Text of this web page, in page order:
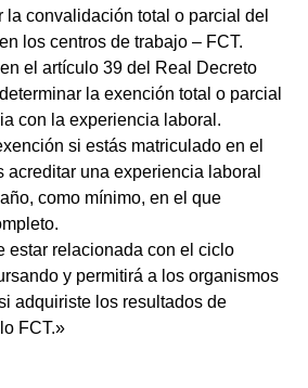
convalidación total o parcial del
los centros de trabajo – FCT.
el artículo 39 del Real Decreto
la exención total o parcial
con la experiencia laboral.
si estás matriculado en el
acreditar una experiencia laboral
como mínimo, en el que
estar relacionada con el ciclo
y permitirá a los organismos
adquiriste los resultados de
FCT.»